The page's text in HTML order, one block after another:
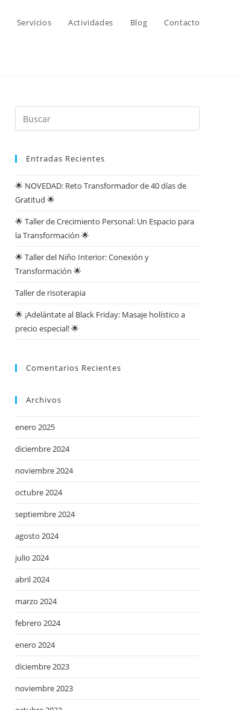
Servicios Actividades Blog Contacto
Entradas Recientes
🌟 NOVEDAD: Reto Transformador de 40 días de
Gratitud 🌟
🌟 Taller de Crecimiento Personal: Un Espacio para
la Transformación 🌟
🌟 Taller del Niño Interior: Conexión y
Transformación 🌟
Taller de risoterapia
🌟 ¡Adelántate al Black Friday: Masaje holístico a
precio especial! 🌟
Comentarios Recientes
Archivos
enero 2025
diciembre 2024
noviembre 2024
octubre 2024
septiembre 2024
agosto 2024
julio 2024
abril 2024
marzo 2024
febrero 2024
enero 2024
diciembre 2023
noviembre 2023